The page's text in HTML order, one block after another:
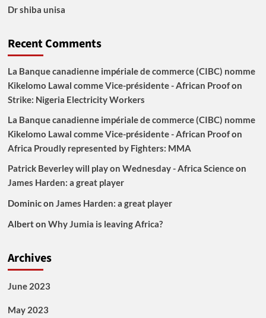
Dr shiba unisa
Recent Comments
La Banque canadienne impériale de commerce (CIBC) nomme
Kikelomo Lawal comme Vice-présidente - African Proofon
Strike: Nigeria Electricity Workers
La Banque canadienne impériale de commerce (CIBC) nomme
Kikelomo Lawal comme Vice-présidente - African Proofon
Africa Proudly represented by Fighters: MMA
Patrick Beverley will play on Wednesday - Africa Scienceon
James Harden: a great player
Dominicon James Harden: a great player
Alberton Why Jumia is leaving Africa?
Archives
June 2023
May 2023